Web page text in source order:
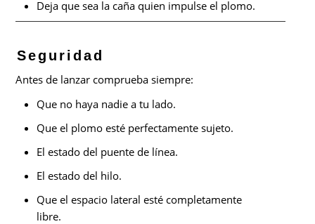
Deja que sea la caña quien impulse el plomo.
Seguridad
Antes de lanzar comprueba siempre:
Que no haya nadie a tu lado.
Que el plomo esté perfectamente sujeto.
El estado del puente de línea.
El estado del hilo.
Que el espacio lateral esté completamente
libre.